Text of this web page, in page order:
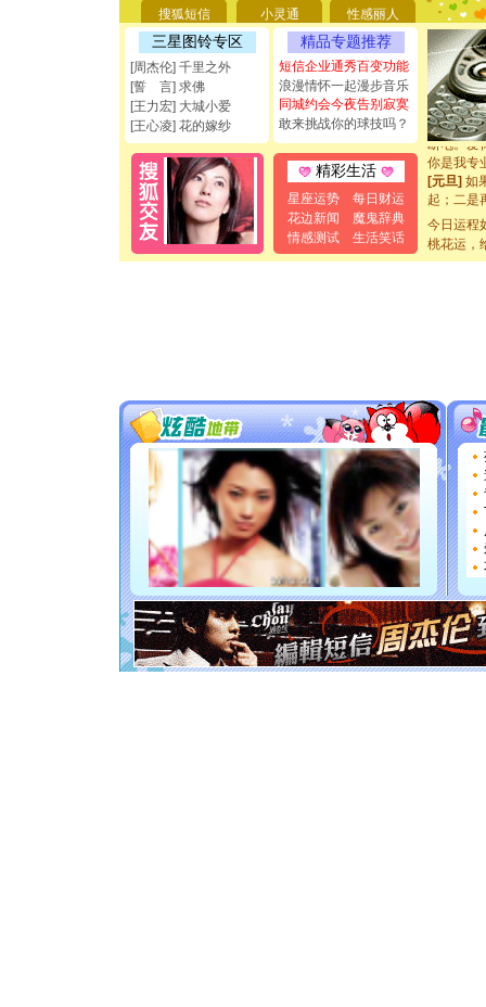
搜狐短信 小灵通 性感丽人
三星图铃专区
[周杰伦] 千里之外
[誓 言] 求佛
[王力宏] 大城小爱
[王心凌] 花的嫁纱
精品专题推荐
短信企业通秀百变功能
浪漫情怀一起漫步音乐
同城约会今夜告别寂寞
敢来挑战你的球技吗？
精彩生活
星座运势
每日财运
花边新闻
魔鬼辞典
情感测试
生活笑话
要平安
[圣诞节]
能正大光
都要快乐
[圣诞节]
如意,快
[元旦]看
断电。爱
你是我专
[元旦] 如
起；二是
[元旦]当
泣，这痛
你太多，
要平安
[圣诞节]
能正大
都要快乐
[圣诞节]
如意,快
[元旦]
看
断电。
你是我
[元旦]如
起；二是
离。水晶
[元旦]当
泣，这痛
今日运程
桃花运，